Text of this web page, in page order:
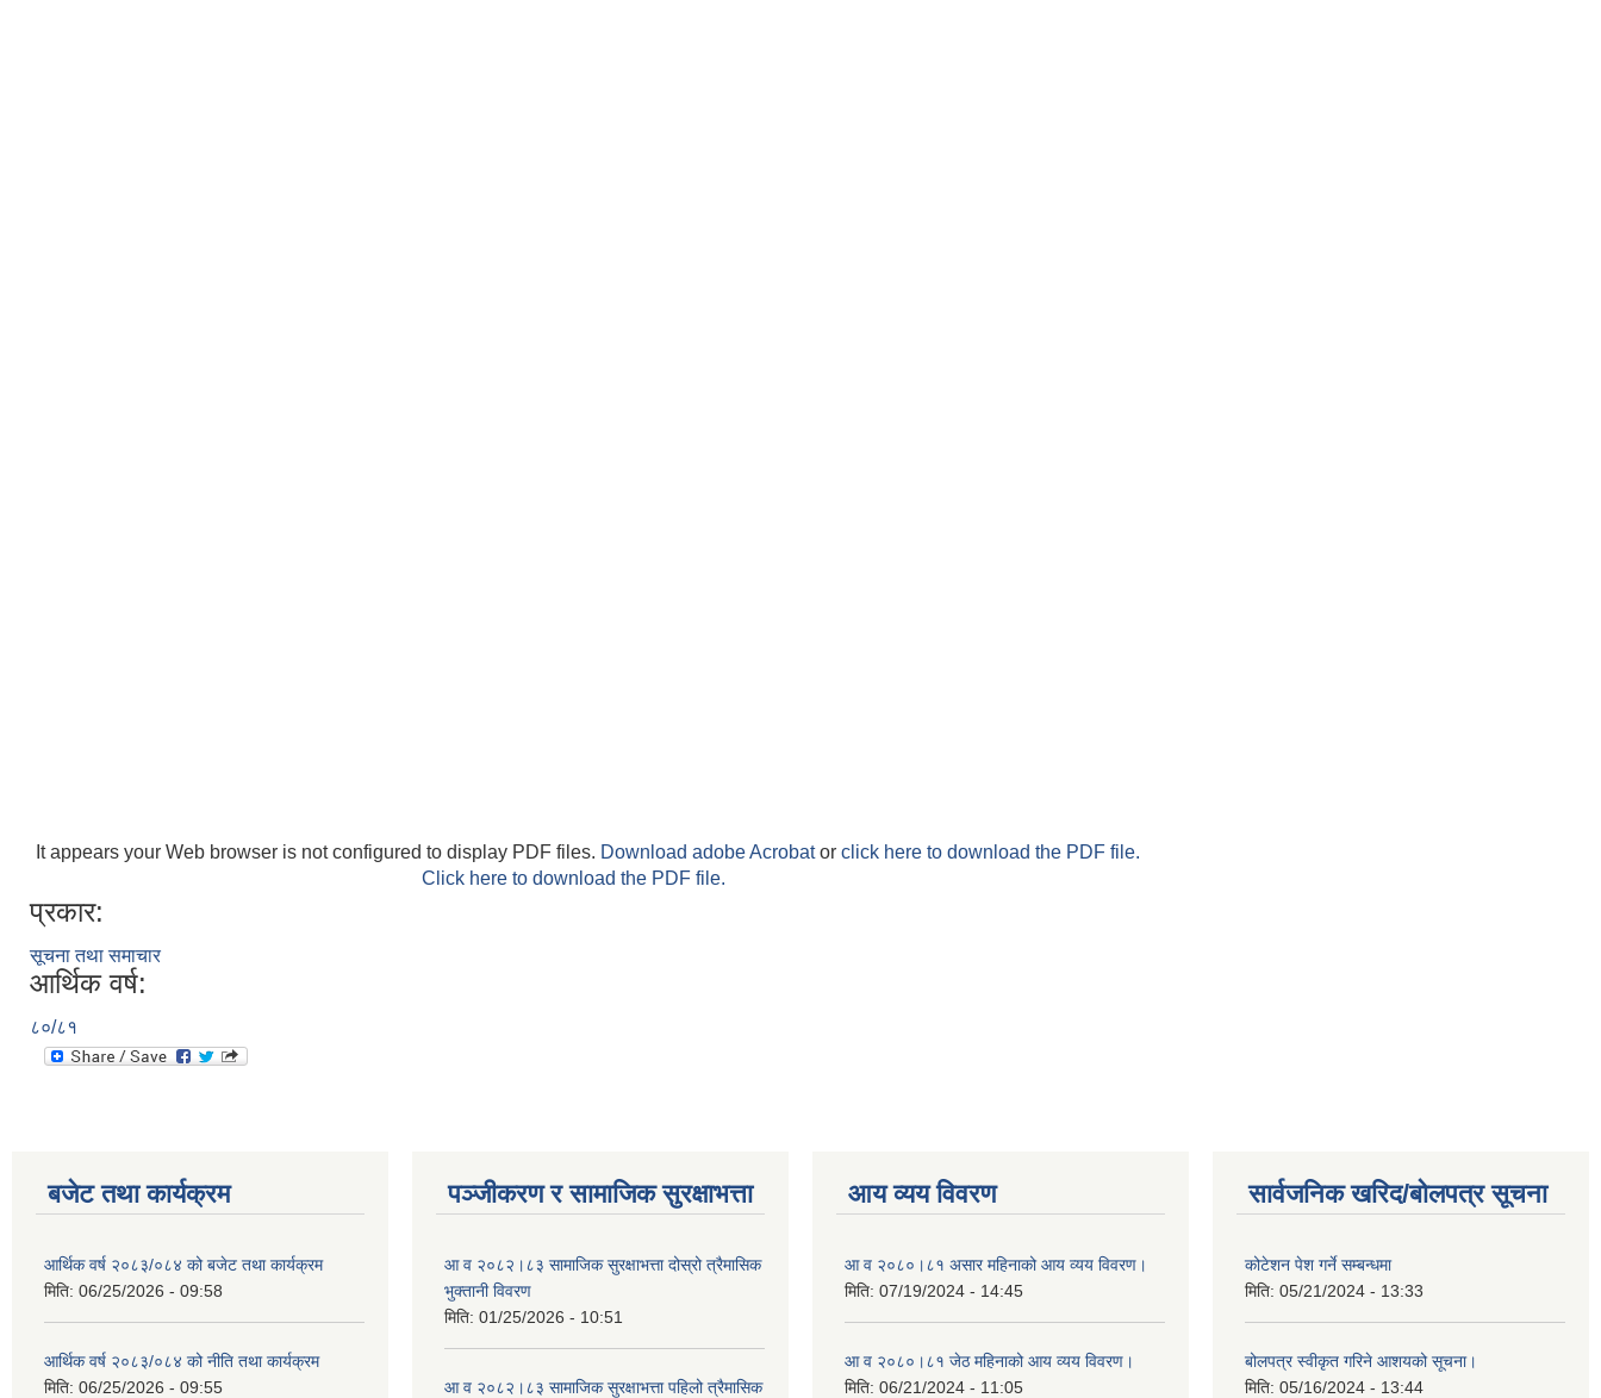
It appears your Web browser is not configured to display PDF files. Download adobe Acrobator click here to download the PDF file.
Click here to download the PDF file.
प्रकार:
सूचना तथा समाचार
आर्थिक वर्ष:
८०/८१
बजेट तथा कार्यक्रम
आर्थिक वर्ष २०८३/०८४ को बजेट तथा कार्यक्रम
मिति: 06/25/2026 - 09:58
आर्थिक वर्ष २०८३/०८४ को नीति तथा कार्यक्रम
मिति: 06/25/2026 - 09:55
पञ्जीकरण र सामाजिक सुरक्षाभत्ता
आ व २०८२।८३ सामाजिक सुरक्षाभत्ता दोस्रो त्रैमासिक
भुक्तानी विवरण
मिति: 01/25/2026 - 10:51
आ व २०८२।८३ सामाजिक सुरक्षाभत्ता पहिलो त्रैमासिक
आय व्यय विवरण
आ व २०८०।८१ असार महिनाको आय व्यय विवरण।
मिति: 07/19/2024 - 14:45
आ व २०८०।८१ जेठ महिनाको आय व्यय विवरण।
मिति: 06/21/2024 - 11:05
सार्वजनिक खरिद/बोलपत्र सूचना
कोटेशन पेश गर्ने सम्बन्धमा
मिति: 05/21/2024 - 13:33
बोलपत्र स्वीकृत गरिने आशयको सूचना।
मिति: 05/16/2024 - 13:44